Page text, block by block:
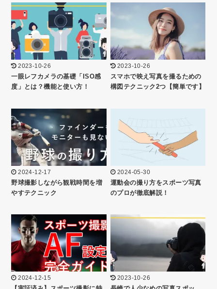
2023-10-26
一眼レフカメラの基礎「ISO感
度」とは？機能と使い方！
2023-10-26
スマホで映え写真を撮るための
構図テクニック2つ【簡単です】
2024-12-17
野球撮影しながら観戦時間を増
やすテクニック
2024-05-30
運動会の撮り方をスポーツ写真
のプロが徹底解説！
2024-12-15
2023-10-26